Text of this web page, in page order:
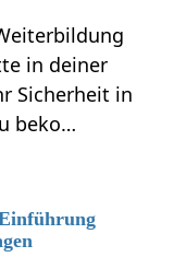
in deiner
Sicherheit in
beko…